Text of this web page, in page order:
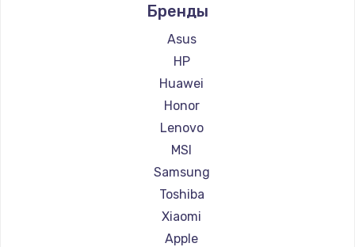
Ремонт ноутбуков Aquarius
Ремонт ноутбуков Gigabyte
Ремонт ноутбуков Aorus
Ремонт ноутбуков Maibenben
Ремонт ноутбуков Getac
Ремонт ноутбуков Epson
Ремонт ноутбуков Philips
Ремонт ноутбуков LG
Ремонт ноутбуков Panasonic
Ремонт ноутбуков Irbis
Ремонт ноутбуков Thunderobot
Бренды
Asus
HP
Huawei
Honor
Lenovo
MSI
Samsung
Toshiba
Xiaomi
Apple